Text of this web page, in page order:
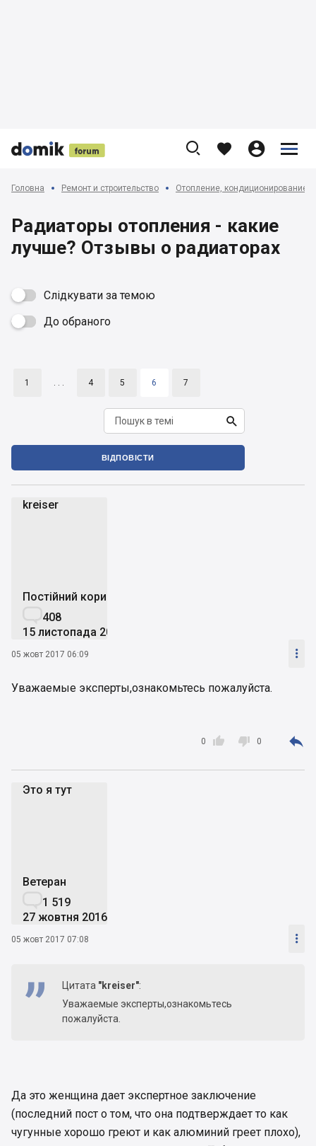


 
    


Головна Ремонт и строительство Отопление, кондиционирование
Радиаторы отопления - какие
лучше? Отзывы о радиаторах
Слідкувати за темою
 До обраного
1 . . . 4 5 6 7

ВІДПОВІСТИ
kreiser
Постійний користувач
408
15 листопада 2014
05 жовт 2017 06:09 
Уважаемые эксперты,ознакомьтесь пожалуйста.

0  0 
Это я тут
Ветеран
1 519
27 жовтня 2016
05 жовт 2017 07:08 
Цитата "kreiser":
Уважаемые эксперты,ознакомьтесь
пожалуйста.
Да это женщина дает экспертное заключение
(последний пост о том, что она подтверждает то как
чугунные хорошо греют и как алюминий греет плохо),